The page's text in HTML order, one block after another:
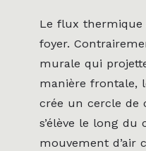
Le flux thermique
foyer.
murale qui
manière frontale,
crée un cercle de
s’élève le long
mouvement d’air